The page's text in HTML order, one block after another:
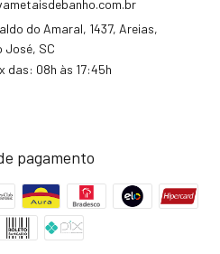
do Amaral, 1437, Areias,
José, SC
das: 08h às 17:45h
pagamento